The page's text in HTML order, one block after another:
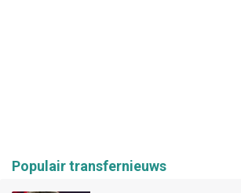
Populair transfernieuws